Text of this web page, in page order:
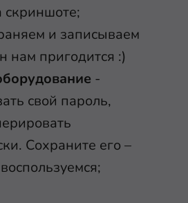
скриншоте;
и записываем
нам пригодится :)
-
свой пароль,
Сохраните его –